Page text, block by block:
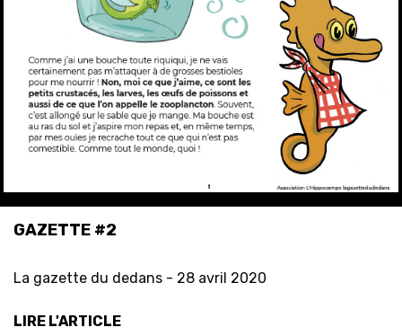
GAZETTE #2
La gazette du dedans - 28 avril 2020
LIRE L'ARTICLE